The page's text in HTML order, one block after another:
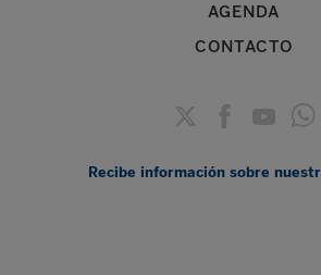
AGENDA
CONTACTO
Recibe información sobre